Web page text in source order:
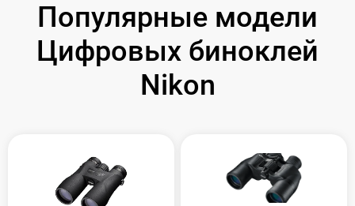
Популярные модели
Цифровых биноклей
Nikon